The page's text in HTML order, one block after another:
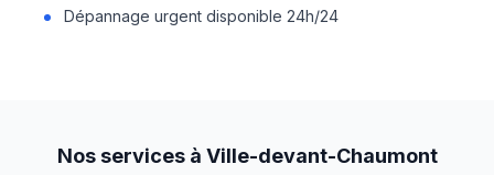
Dépannage urgent disponible 24h/24
Nos services à Ville-devant-Chaumont